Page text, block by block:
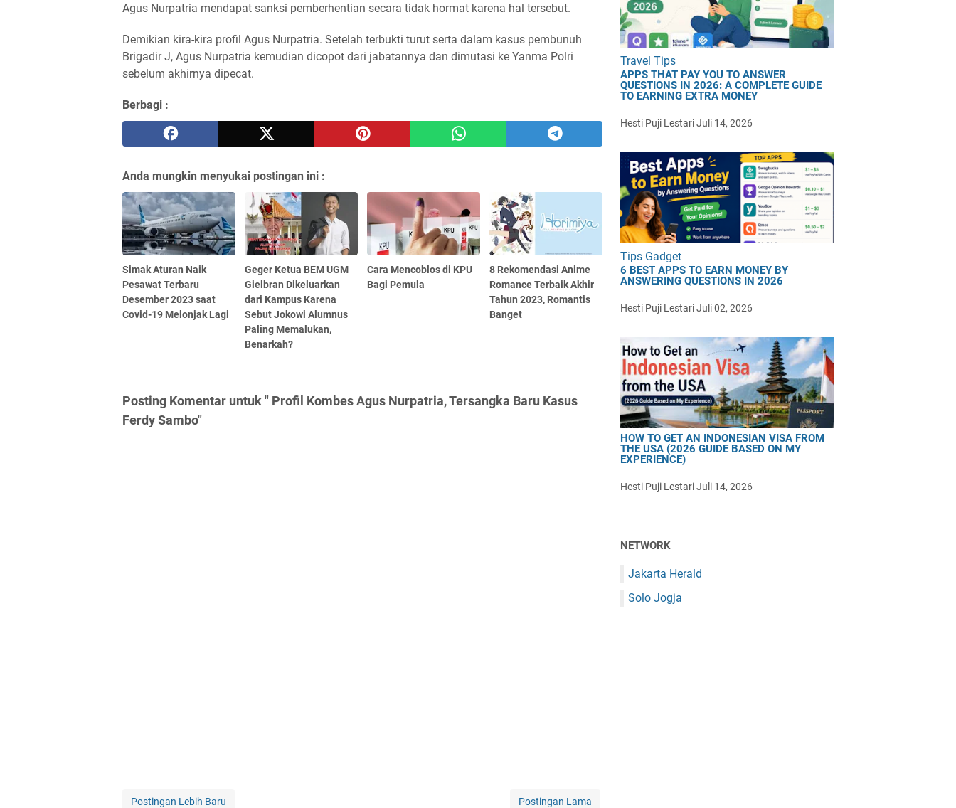
Agus Nurpatria mendapat sanksi pemberhentian secara tidak hormat karena hal tersebut.
Demikian kira-kira profil Agus Nurpatria. Setelah terbukti turut serta dalam kasus pembunuh
Brigadir J, Agus Nurpatria kemudian dicopot dari jabatannya dan dimutasi ke Yanma Polri
sebelum akhirnya dipecat.
Berbagi :
Anda mungkin menyukai postingan ini :
Simak Aturan Naik
Pesawat Terbaru
Desember 2023 saat
Covid-19 Melonjak Lagi
Geger Ketua BEM UGM
Gielbran Dikeluarkan
dari Kampus Karena
Sebut Jokowi Alumnus
Paling Memalukan,
Benarkah?
Cara Mencoblos di KPU
Bagi Pemula
8 Rekomendasi Anime
Romance Terbaik Akhir
Tahun 2023, Romantis
Banget
Posting Komentar untuk " Profil Kombes Agus Nurpatria, Tersangka Baru Kasus
Ferdy Sambo"
Postingan Lebih Baru Postingan Lama
Travel Tips
APPS THAT PAY YOU TO ANSWER
QUESTIONS IN 2026: A COMPLETE GUIDE
TO EARNING EXTRA MONEY
Hesti Puji LestariJuli 14, 2026
Tips Gadget
6 BEST APPS TO EARN MONEY BY
ANSWERING QUESTIONS IN 2026
Hesti Puji LestariJuli 02, 2026
HOW TO GET AN INDONESIAN VISA FROM
THE USA (2026 GUIDE BASED ON MY
EXPERIENCE)
Hesti Puji LestariJuli 14, 2026
NETWORK
Jakarta Herald
Solo Jogja